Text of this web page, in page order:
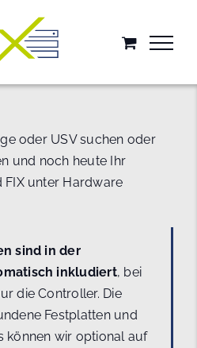
oder USV suchen oder
und noch heute Ihr
FIX unter Hardware
sind in der
inkludiert, bei
die Controller. Die
Festplatten und
können wir optional auf